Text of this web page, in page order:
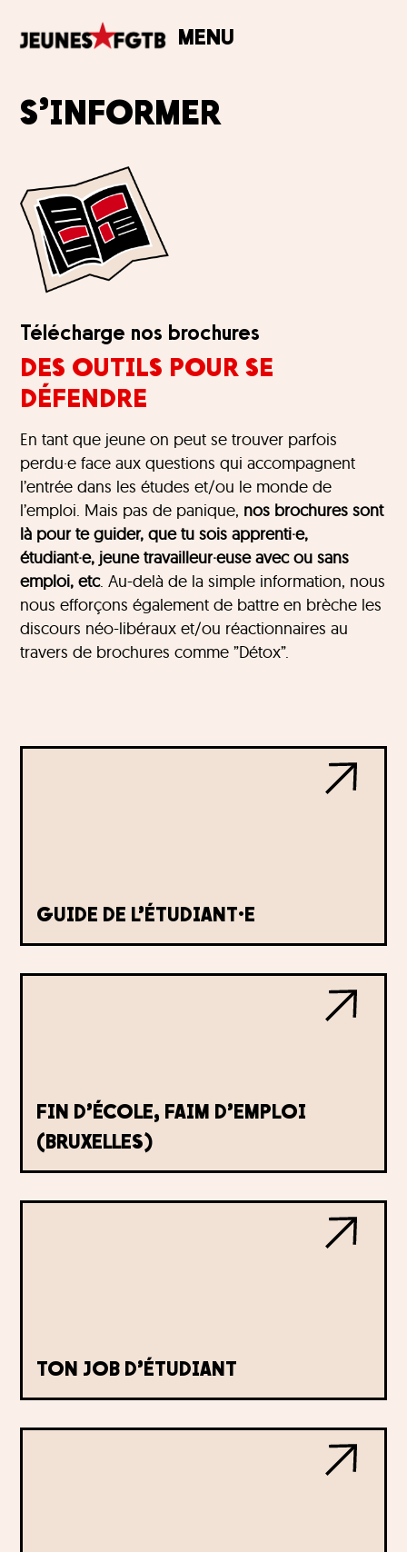
MENU
S’INFORMER
Télécharge nos brochures
DES OUTILS POUR SE
DÉFENDRE
En tant que jeune on peut se trouver parfois
perdu·e face aux questions qui accompagnent
l’entrée dans les études et/ou le monde de
l’emploi. Mais pas de panique, nos brochures sont
là pour te guider, que tu sois apprenti·e,
étudiant·e, jeune travailleur·euse avec ou sans
emploi, etc. Au-delà de la simple information, nous
nous efforçons également de battre en brèche les
discours néo-libéraux et/ou réactionnaires au
travers de brochures comme ”Détox”.
GUIDE DE L’ÉTUDIANT·E
FIN D’ÉCOLE, FAIM D’EMPLOI
(BRUXELLES)
TON JOB D’ÉTUDIANT